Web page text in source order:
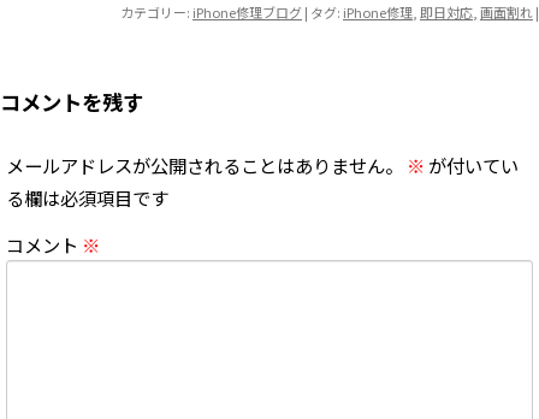
カテゴリー: iPhone修理ブログ| タグ: iPhone修理 即日対応 画面割れ|
コメントを残す
メールアドレスが公開されることはありません。 ※ が付いてい
る欄は必須項目です
コメント ※